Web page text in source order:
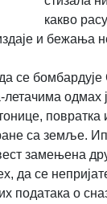
какво
и бежања
се
одмах
са земље.
замењена
да се
података о